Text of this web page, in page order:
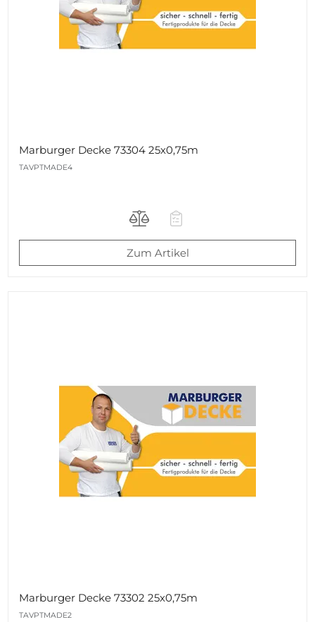
Marburger Decke 73304 25x0,75m
TAVPTMADE4
Zum Artikel
Marburger Decke 73302 25x0,75m
TAVPTMADE2